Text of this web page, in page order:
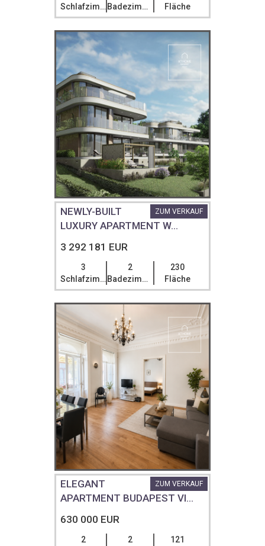
Schlafzimmer
Badezimmer
Fläche
ZUM VERKAUF
NEWLY-BUILT
LUXURY APARTMENT W...
3 292 181 EUR
3
Schlafzimmer
2
Badezimmer
230
Fläche
ZUM VERKAUF
ELEGANT
APARTMENT BUDAPEST VI...
630 000 EUR
2
2
121